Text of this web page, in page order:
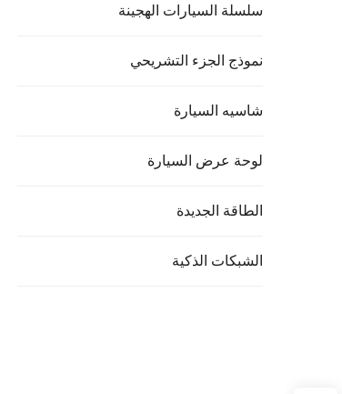
سلسلة السيارات الهجينة
نموذج الجزء التشريحي
شاسيه السيارة
لوحة عرض السيارة
الطاقة الجديدة
الشبكات الذكية